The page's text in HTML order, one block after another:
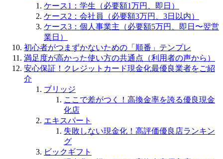
ケース1：学生（必要額1万円、即日）
ケース2：会社員（必要額3万円、3日以内）
ケース3：個人事業主（必要額5万円、即日〜翌営
業日）
初心者がつまずかないための「順番」テンプレ
満足度が高かった使い方の共通点（利用者の声から）
安心保証！クレジットカード現金化最優良業者をご紹
介
ブリッジ
ここで差がつく！高換金率を誇る優良現金
化店
エキスパート
失敗しない現金化！高評価優良店ランキン
グ
ビックギフト